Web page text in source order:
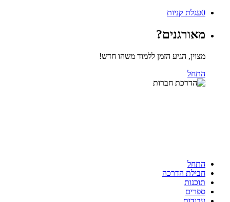
0עגלת קניות
מאורגנים?
מצוין, הגיע הזמן ללמוד משהו חדש!
התחל
התחל
חבילת הדרכה
תוכנות
ספרים